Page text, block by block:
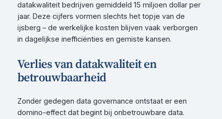
datakwaliteit bedrijven gemiddeld 15 miljoen dollar per
jaar. Deze cijfers vormen slechts het topje van de
ijsberg – de werkelijke kosten blijven vaak verborgen
in dagelijkse inefficiënties en gemiste kansen.
Verlies van datakwaliteit en
betrouwbaarheid
Zonder gedegen data governance ontstaat er een
domino-effect dat begint bij onbetrouwbare data.